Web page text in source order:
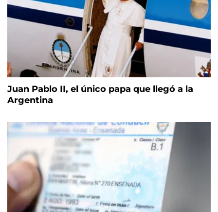
Juan Pablo II, el único papa que llegó a la
Argentina